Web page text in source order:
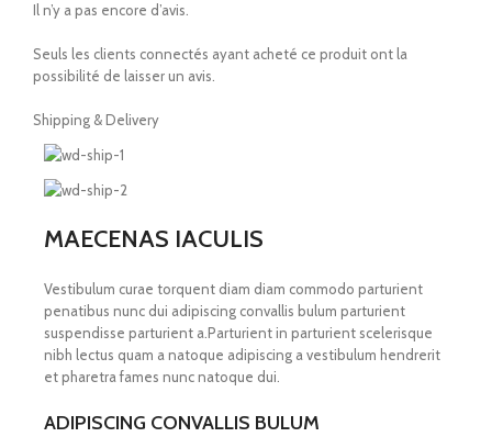
Il n’y a pas encore d’avis.
Seuls les clients connectés ayant acheté ce produit ont la
possibilité de laisser un avis.
Shipping & Delivery
MAECENAS IACULIS
Vestibulum curae torquent diam diam commodo parturient
penatibus nunc dui adipiscing convallis bulum parturient
suspendisse parturient a.Parturient in parturient scelerisque
nibh lectus quam a natoque adipiscing a vestibulum hendrerit
et pharetra fames nunc natoque dui.
ADIPISCING CONVALLIS BULUM